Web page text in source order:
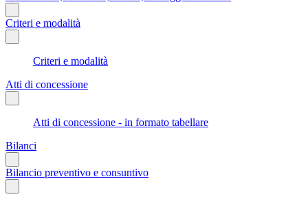
Criteri e modalità
Criteri e modalità
Atti di concessione
Atti di concessione - in formato tabellare
Bilanci
Bilancio preventivo e consuntivo